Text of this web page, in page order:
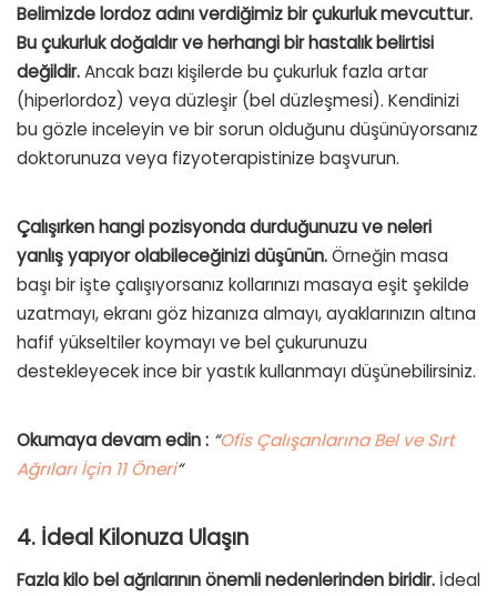
Belimizde lordoz adını verdiğimiz bir çukurluk mevcuttur.
Bu çukurluk doğaldır ve herhangi bir hastalık belirtisi
değildir.Ancak bazı kişilerde bu çukurluk fazla artar
(hiperlordoz) veya düzleşir (bel düzleşmesi). Kendinizi
bu gözle inceleyin ve bir sorun olduğunu düşünüyorsanız
doktorunuza veya fizyoterapistinize başvurun.
Çalışırken hangi pozisyonda durduğunuzu ve neleri
yanlış yapıyor olabileceğinizi düşünün.Örneğin masa
başı bir işte çalışıyorsanız kollarınızı masaya eşit şekilde
uzatmayı, ekranı göz hizanıza almayı, ayaklarınızın altına
hafif yükseltiler koymayı ve bel çukurunuzu
destekleyecek ince bir yastık kullanmayı düşünebilirsiniz.
Okumaya devam edin : “Ofis Çalışanlarına Bel ve Sırt
Ağrıları İçin 11 Öneri“
4. İdeal Kilonuza Ulaşın
Fazla kilo bel ağrılarının önemli nedenlerinden biridir. İdeal